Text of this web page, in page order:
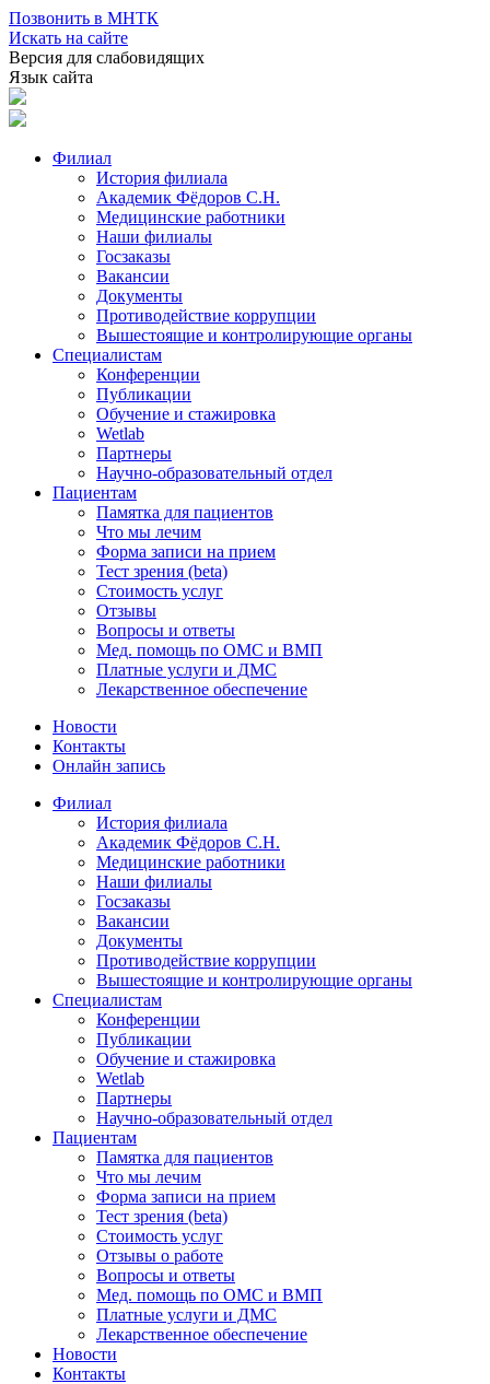
Позвонить в МНТК
Искать на сайте
Версия для слабовидящих
Язык сайта
Филиал
История филиала
Академик Фёдоров С.Н.
Медицинские работники
Наши филиалы
Госзаказы
Вакансии
Документы
Противодействие коррупции
Вышестоящие и контролирующие органы
Специалистам
Конференции
Публикации
Обучение и стажировка
Wetlab
Партнеры
Научно-образовательный отдел
Пациентам
Памятка для пациентов
Что мы лечим
Форма записи на прием
Тест зрения (beta)
Стоимость услуг
Отзывы
Вопросы и ответы
Мед. помощь по ОМС и ВМП
Платные услуги и ДМС
Лекарственное обеспечение
Новости
Контакты
Онлайн запись
Филиал
История филиала
Академик Фёдоров С.Н.
Медицинские работники
Наши филиалы
Госзаказы
Вакансии
Документы
Противодействие коррупции
Вышестоящие и контролирующие органы
Специалистам
Конференции
Публикации
Обучение и стажировка
Wetlab
Партнеры
Научно-образовательный отдел
Пациентам
Памятка для пациентов
Что мы лечим
Форма записи на прием
Тест зрения (beta)
Стоимость услуг
Отзывы о работе
Вопросы и ответы
Мед. помощь по ОМС и ВМП
Платные услуги и ДМС
Лекарственное обеспечение
Новости
Контакты